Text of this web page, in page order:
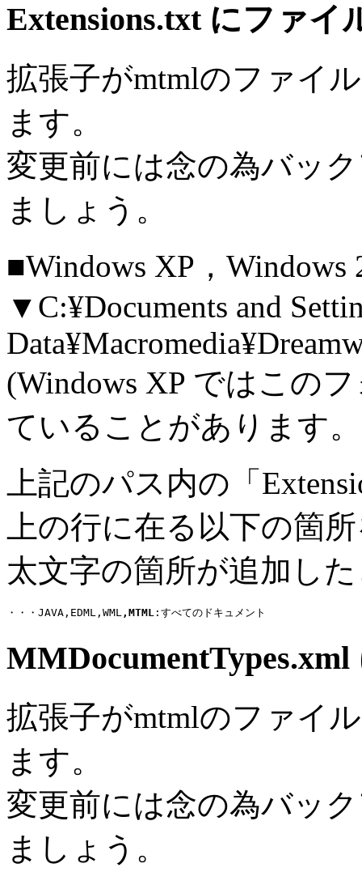
Extensions.txt にファイ
拡張子がmtmlのファイ
ます。
変更前には念の為バッ
ましょう。
■Windows XP，Windows
▼C:¥Documents and
(Windows XP ではこの
ていることがあります
上記のパス内の「
上の行に在る以下の箇
太文字の箇所が追加し
・・・JAVA,EDML,WML,MTML :すべてのドキュメント
拡張子がmtmlのファイ
ます。
変更前には念の為バッ
ましょう。